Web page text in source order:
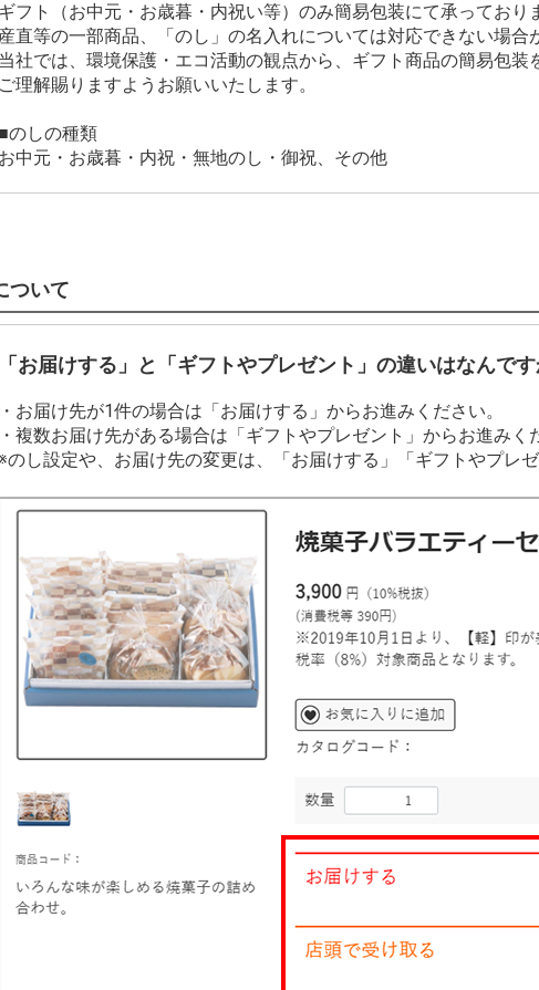
ギフト（お中元・お歳暮・内祝い等）のみ簡易包装にて承っており
産直等の一部商品、「のし」の名入れについては対応できない場合
当社では、環境保護・エコ活動の観点から、ギフト商品の簡易包装
ご理解賜りますようお願いいたします。
■のしの種類
お中元・お歳暮・内祝・無地のし・御祝、その他
ついて
「お届けする」と「ギフトやプレゼント」の違いはなんです
・お届け先が1件の場合は「お届けする」からお進みください。
・複数お届け先がある場合は「ギフトやプレゼント」からお進みく
のし設定や、お届け先の変更は、「お届けする」「ギフトやプレ